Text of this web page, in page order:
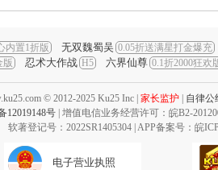
内置1折版 无双魏蜀吴 0.05折送满星打金爆充
版 忍术大作战 H5 六界仙尊 0.1折2000狂欢
© 2012-2025 Ku25 Inc | 家长监护| 自律公
12019148号 | 增值电信业务经营许可：皖B2-
软著登记号：2022SR1405304 | APP备案号：皖
电子营业执照